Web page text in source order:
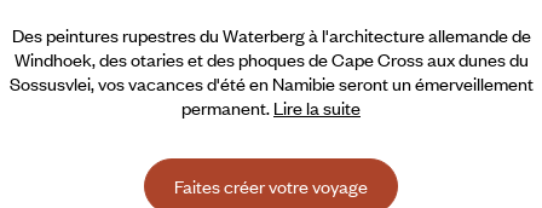
Despeintures rupestres du Waterberg à l'architecture allemande de
Windhoek, des otaries et des phoques de Cape Cross aux dunes du
Sossusvlei, vos vacances d'été en Namibie seront un émerveillement
permanent. Lire la suite
Faites créer votre voyage